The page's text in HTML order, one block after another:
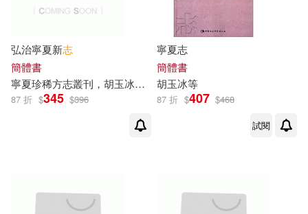
弘治寧夏新志
簡體書
寧夏珍稀方志叢刊， 胡玉冰（主編）
87 折 $345 $396
寧夏志
簡體書
胡玉冰等
87 折 $407 $468
試閱